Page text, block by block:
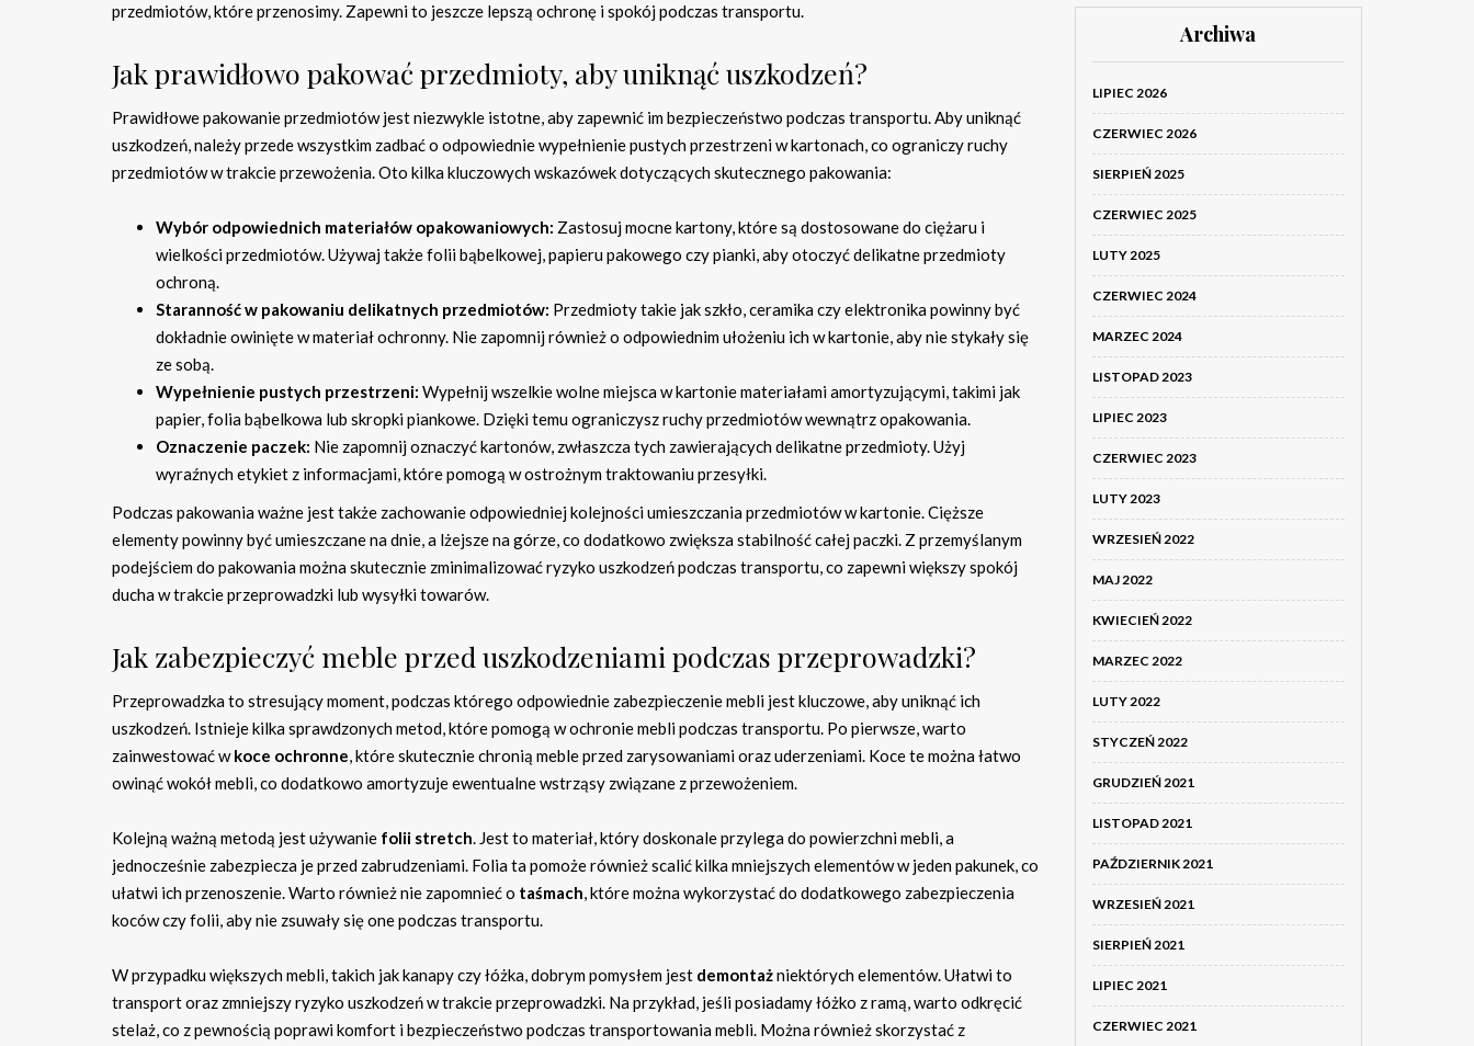
przedmiotów, które przenosimy. Zapewni to jeszcze lepszą ochronę i spokój podczas transportu.
Jak prawidłowo pakować przedmioty, aby uniknąć uszkodzeń?
Prawidłowe pakowanie przedmiotów jest niezwykle istotne, aby zapewnić im bezpieczeństwo podczas transportu. Aby uniknąć
uszkodzeń, należy przede wszystkim zadbać o odpowiednie wypełnienie pustych przestrzeni w kartonach, co ograniczy ruchy
przedmiotów w trakcie przewożenia. Oto kilka kluczowych wskazówek dotyczących skutecznego pakowania:
Wybór odpowiednich materiałów opakowaniowych: Zastosuj mocne kartony, które są dostosowane do ciężaru i
wielkości przedmiotów. Używaj także folii bąbelkowej, papieru pakowego czy pianki, aby otoczyć delikatne przedmioty
ochroną.
Staranność w pakowaniu delikatnych przedmiotów: Przedmioty takie jak szkło, ceramika czy elektronika powinny być
dokładnie owinięte w materiał ochronny. Nie zapomnij również o odpowiednim ułożeniu ich w kartonie, aby nie stykały się
ze sobą.
Wypełnienie pustych przestrzeni: Wypełnij wszelkie wolne miejsca w kartonie materiałami amortyzującymi, takimi jak
papier, folia bąbelkowa lub skropki piankowe. Dzięki temu ograniczysz ruchy przedmiotów wewnątrz opakowania.
Oznaczenie paczek: Nie zapomnij oznaczyć kartonów, zwłaszcza tych zawierających delikatne przedmioty. Użyj
wyraźnych etykiet z informacjami, które pomogą w ostrożnym traktowaniu przesyłki.
Podczas pakowania ważne jest także zachowanie odpowiedniej kolejności umieszczania przedmiotów w kartonie. Cięższe
elementy powinny być umieszczane na dnie, a lżejsze na górze, co dodatkowo zwiększa stabilność całej paczki. Z przemyślanym
podejściem do pakowania można skutecznie zminimalizować ryzyko uszkodzeń podczas transportu, co zapewni większy spokój
ducha w trakcie przeprowadzki lub wysyłki towarów.
Jak zabezpieczyć meble przed uszkodzeniami podczas przeprowadzki?
Przeprowadzka to stresujący moment, podczas którego odpowiednie zabezpieczenie mebli jest kluczowe, aby uniknąć ich
uszkodzeń. Istnieje kilka sprawdzonych metod, które pomogą w ochronie mebli podczas transportu. Po pierwsze, warto
zainwestować wkoce ochronne, które skutecznie chronią meble przed zarysowaniami oraz uderzeniami. Koce te można łatwo
owinąć wokół mebli, co dodatkowo amortyzuje ewentualne wstrząsy związane z przewożeniem.
Kolejną ważną metodą jest używanie folii stretch. Jest to materiał, który doskonale przylega do powierzchni mebli, a
jednocześnie zabezpiecza je przed zabrudzeniami. Folia ta pomoże również scalić kilka mniejszych elementów w jeden pakunek, co
ułatwi ich przenoszenie. Warto również nie zapomnieć o taśmach, które można wykorzystać do dodatkowego zabezpieczenia
koców czy folii, aby nie zsuwały się one podczas transportu.
W przypadku większych mebli, takich jak kanapy czy łóżka, dobrym pomysłem jest demontażniektórych elementów. Ułatwi to
transport oraz zmniejszy ryzyko uszkodzeń w trakcie przeprowadzki. Na przykład, jeśli posiadamy łóżko z ramą, warto odkręcić
stelaż, co z pewnością poprawi komfort i bezpieczeństwo podczas transportowania mebli. Można również skorzystać z
Archiwa
LIPIEC 2026
CZERWIEC 2026
SIERPIEŃ 2025
CZERWIEC 2025
LUTY 2025
CZERWIEC 2024
MARZEC 2024
LISTOPAD 2023
LIPIEC 2023
CZERWIEC 2023
LUTY 2023
WRZESIEŃ 2022
MAJ 2022
KWIECIEŃ 2022
MARZEC 2022
LUTY 2022
STYCZEŃ 2022
GRUDZIEŃ 2021
LISTOPAD 2021
PAŹDZIERNIK 2021
WRZESIEŃ 2021
SIERPIEŃ 2021
LIPIEC 2021
CZERWIEC 2021